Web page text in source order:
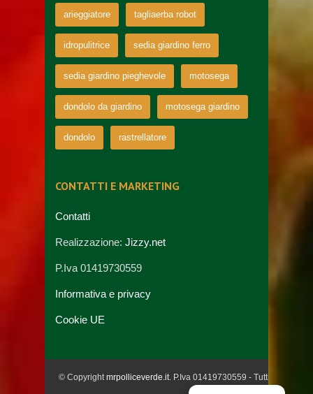
arieggiatore tagliaerba robot
idropulitrice sedia giardino ferro
sedia giardino pieghevole motosega
dondolo da giardino motosega giardino
dondolo rastrellatore
CONTATTI E MARKETING
Contatti
Realizzazione: Jizzy.net
P.Iva 01419730559
Informativa e privacy
Cookie UE
© Copyrightmrpolliceverde.it. P.Iva 01419730559 - Tutti i diritti